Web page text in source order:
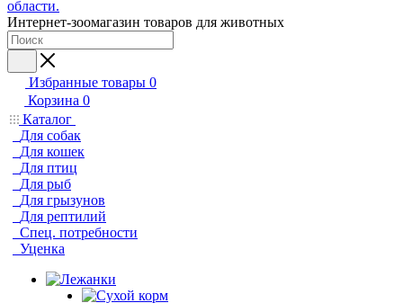
Интернет-зоомагазин товаров для животных
Избранные товары 0
Корзина 0
Каталог
Для собак
Для кошек
Для птиц
Для рыб
Для грызунов
Для рептилий
Спец. потребности
Уценка